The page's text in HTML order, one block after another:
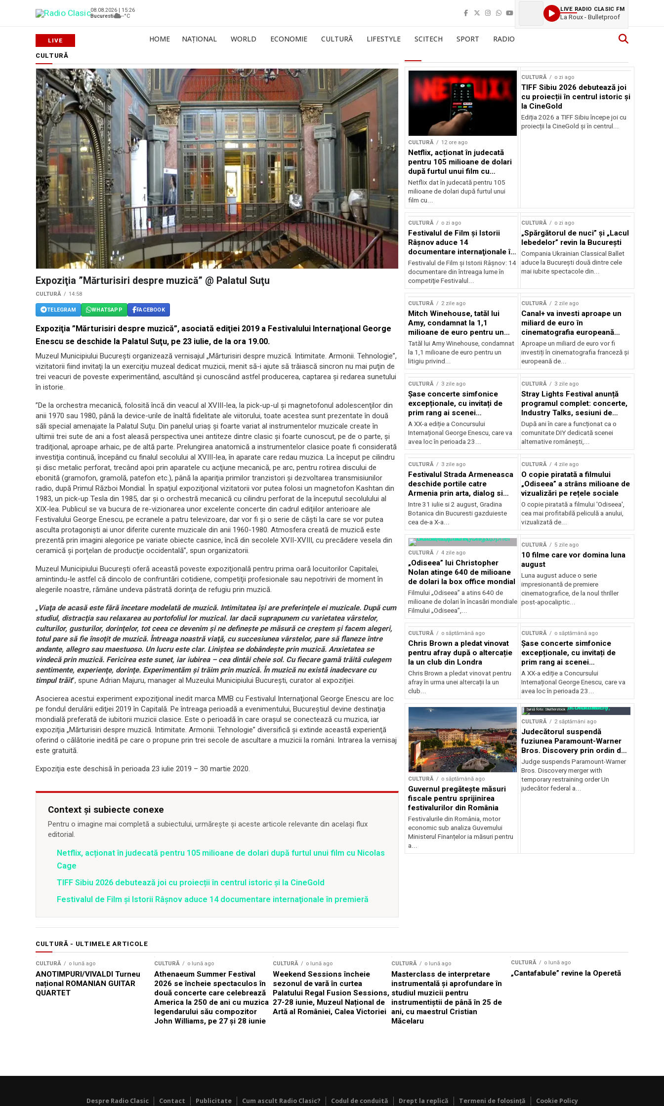
08.08.2026 | 15:26
Bucuresti
--°C
LIVE RADIO CLASIC FM
La Roux - Bulletproof
HOME NAȚIONAL WORLD ECONOMIE CULTURĂ LIFESTYLE SCITECH SPORT RADIO
CULTURĂ
Expoziţia ”Mărturisiri despre muzică” @ Palatul Suţu
CULTURĂ 14:58
TELEGRAM WHATSAPP FACEBOOK
Expoziţia ”Mărturisiri despre muzică”, asociată ediţiei 2019 a Festivalului Internaţional George
Enescu se deschide la Palatul Suţu, pe 23 iulie, de la ora 19.00.
Muzeul Municipiului Bucureşti organizează vernisajul „Mărturisiri despre muzică. Intimitate. Armonii. Tehnologie”,
vizitatorii fiind invitaţi la un exerciţiu muzeal dedicat muzicii, menit să-i ajute să trăiască sincron nu mai puţin de
trei veacuri de poveste experimentând, ascultând şi cunoscând astfel producerea, captarea şi redarea sunetului
în istorie.
”De la orchestra mecanică, folosită încă din veacul al XVIII-lea, la pick-up-ul şi magnetofonul adolescenţilor din
anii 1970 sau 1980, până la device-urile de înaltă fidelitate ale viitorului, toate acestea sunt prezentate în două
săli special amenajate la Palatul Suţu. Din panelul uriaş şi foarte variat al instrumentelor muzicale create în
ultimii trei sute de ani a fost aleasă perspectiva unei antiteze dintre clasic şi foarte cunoscut, pe de o parte, şi
tradiţional, aproape arhaic, pe de altă parte. Prelungirea anatomică a instrumentelor clasice poate fi considerată
investiţia continuă, începând cu finalul secolului al XVIII-lea, în aparate care redau muzica. La început pe cilindru
şi disc metalic perforat, trecând apoi prin aparatele cu acţiune mecanică, pe arc, pentru rotirea discului de
ebonită (gramofon, gramolă, patefon etc.), până la apariţia primilor tranzistori şi dezvoltarea transmisiunilor
radio, după Primul Război Mondial. În spaţiul expoziţional vizitatorii vor putea folosi un magnetofon Kashtan din
1983, un pick-up Tesla din 1985, dar şi o orchestră mecanică cu cilindru perforat de la începutul secolulului al
XIX-lea. Publicul se va bucura de re-vizionarea unor excelente concerte din cadrul ediţiilor anterioare ale
Festivalului George Enescu, pe ecranele a patru televizoare, dar vor fi şi o serie de căşti la care se vor putea
asculta protagonişti ai unor diferite curente muzicale din anii 1960-1980. Atmosfera creată de muzică este
prezentă prin imagini alegorice pe variate obiecte casnice, încă din secolele XVII-XVIII, cu precădere vesela din
ceramică şi porţelan de producţie occidentală”, spun organizatorii.
Muzeul Municipiului Bucureşti oferă această poveste expoziţională pentru prima oară locuitorilor Capitalei,
amintindu-le astfel că dincolo de confruntări cotidiene, competiţii profesionale sau nepotriviri de moment în
alegerile noastre, rămâne undeva păstrată dorinţa de refugiu prin muzică.
„Viaţa de acasă este fără încetare modelată de muzică. Intimitatea îşi are preferinţele ei muzicale. După cum
studiul, distracţia sau relaxarea au portofoliul lor muzical. Iar dacă suprapunem cu varietatea vârstelor,
culturilor, gusturilor, dorinţelor, tot ceea ce devenim şi ne defineşte pe măsură ce creştem şi facem alegeri,
totul pare să fie însoţit de muzică. Întreaga noastră viaţă, cu succesiunea vârstelor, pare să flaneze între
andante, allegro sau maestuoso. Un lucru este clar. Liniştea se dobândeşte prin muzică. Anxietatea se
vindecă prin muzică. Fericirea este sunet, iar iubirea – cea dintâi cheie sol. Cu fiecare gamă trăită culegem
sentimente, experienţe, dorinţe. Experimentăm şi trăim prin muzică. În muzică nu există inadecvare cu
timpul trăit”, spune Adrian Majuru, manager al Muzeului Municipiului Bucureşti, curator al expoziţiei.
Asocierea acestui experiment expoziţional inedit marca MMB cu Festivalul Internaţional George Enescu are loc
pe fondul derulării ediţiei 2019 în Capitală. Pe întreaga perioadă a evenimentului, Bucureştiul devine destinaţia
mondială preferată de iubitorii muzicii clasice. Este o perioadă în care oraşul se conectează cu muzica, iar
expoziţia „Mărturisiri despre muzică. Intimitate. Armonii. Tehnologie” diversifică şi extinde această experienţă
oferind o călătorie inedită pe care o propune prin trei secole de ascultare a muzicii la români. Intrarea la vernisaj
este gratuită.
Expoziţia este deschisă în perioada 23 iulie 2019 – 30 martie 2020.
Context și subiecte conexe
Pentru o imagine mai completă a subiectului, urmărește și aceste articole relevante din același flux
editorial.
Netflix, acționat în judecată pentru 105 milioane de dolari după furtul unui film cu Nicolas
Cage
TIFF Sibiu 2026 debutează joi cu proiecții în centrul istoric și la CineGold
Festivalul de Film şi Istorii Râşnov aduce 14 documentare internaţionale în premieră
CULTURĂ 12 ore ago
Netflix, acționat în judecată
pentru 105 milioane de dolari
după furtul unui film cu
Nicolas Cage
Netflix dat în judecată pentru 105
milioane de dolari după furtul unui
film cu...
CULTURĂ o zi ago
TIFF Sibiu 2026 debutează joi
cu proiecții în centrul istoric și
la CineGold
Ediția 2026 a TIFF Sibiu începe joi cu
proiecții la CineGold și în centrul...
CULTURĂ o zi ago
Festivalul de Film şi Istorii
Râşnov aduce 14
documentare internaţionale în
premieră
Festivalul de Film şi Istorii Râşnov: 14
documentare din întreaga lume în
competiţie Festivalul...
CULTURĂ o zi ago
„Spărgătorul de nuci” și „Lacul
lebedelor” revin la București
Compania Ukrainian Classical Ballet
aduce la București două dintre cele
mai iubite spectacole din...
CULTURĂ 2 zile ago
Mitch Winehouse, tatăl lui
Amy, condamnat la 1,1
milioane de euro pentru un
litigiu pierdut
Tatăl lui Amy Winehouse, condamnat
la 1,1 milioane de euro pentru un
litigiu privind...
CULTURĂ 2 zile ago
Canal+ va investi aproape un
miliard de euro în
cinematografia europeană
până în 2032
Aproape un miliard de euro vor fi
investiți în cinematografia franceză și
europeană de...
CULTURĂ 3 zile ago
Șase concerte simfonice
excepționale, cu invitați de
prim rang ai scenei
internaționale și ansambluri
orchestrale românești de
prestigiu, în programul
Concursului Enescu 2026
A XX-a ediție a Concursului
Internațional George Enescu, care va
avea loc în perioada 23...
CULTURĂ 3 zile ago
Stray Lights Festival anunță
programul complet: concerte,
Industry Talks, sesiuni de
audiție și noi opțiuni de
participare pentru public
După ani în care a funcționat ca o
comunitate DIY dedicată scenei
alternative românești,...
CULTURĂ 3 zile ago
Festivalul Strada Armeneasca
deschide portile catre
Armenia prin arta, dialog si
patrimoniu, intre 31 iulie si 2
august, la Gradina Botanica din
Bucuresti
Intre 31 iulie si 2 august, Gradina
Botanica din Bucuresti gazduieste
cea de-a X-a...
CULTURĂ 4 zile ago
O copie piratată a filmului
„Odiseea” a strâns milioane de
vizualizări pe rețele sociale
O copie piratată a filmului 'Odiseea',
cea mai profitabilă peliculă a anului,
vizualizată de...
CULTURĂ 4 zile ago
„Odiseea” lui Christopher
Nolan atinge 640 de milioane
de dolari la box office mondial
Filmului „Odiseea” a atins 640 de
milioane de dolari în încasări mondiale
Filmului „Odiseea”,...
CULTURĂ 5 zile ago
10 filme care vor domina luna
august
Luna august aduce o serie
impresionantă de premiere
cinematografice, de la noul thriller
post-apocaliptic...
CULTURĂ o săptămână ago
Chris Brown a pledat vinovat
pentru afray după o altercație
la un club din Londra
Chris Brown a pledat vinovat pentru
afray în urma unei altercații la un
club...
CULTURĂ o săptămână ago
Șase concerte simfonice
excepționale, cu invitați de
prim rang ai scenei
internaționale și ansambluri
orchestrale românești de
prestigiu, în programul
Concursului Enescu 2026
A XX-a ediție a Concursului
Internațional George Enescu, care va
avea loc în perioada 23...
CULTURĂ o săptămână ago
Guvernul pregătește măsuri
fiscale pentru sprijinirea
festivalurilor din România
Festivalurile din România, motor
economic sub analiza Guvernului
Ministerul Finanțelor ia măsuri pentru
a...
Sursă foto: Shutterstock
CULTURĂ 2 săptămâni ago
Judecătorul suspendă
fuziunea Paramount-Warner
Bros. Discovery prin ordin de
restricție temporară
Judge suspends Paramount-Warner
Bros. Discovery merger with
temporary restraining order Un
judecător federal a...
CULTURĂ - ULTIMELE ARTICOLE
CULTURĂ o lună ago
ANOTIMPURI/VIVALDI Turneu
național ROMANIAN GUITAR
QUARTET
CULTURĂ o lună ago
Athenaeum Summer Festival
2026 se încheie spectaculos în
două concerte care celebrează
America la 250 de ani cu muzica
legendarului său compozitor
John Williams, pe 27 și 28 iunie
CULTURĂ o lună ago
Weekend Sessions încheie
sezonul de vară în curtea
Palatului Regal Fusion Sessions,
27-28 iunie, Muzeul Național de
Artă al României, Calea Victoriei
CULTURĂ o lună ago
Masterclass de interpretare
instrumentală și aprofundare în
studiul muzicii pentru
instrumentiștii de până în 25 de
ani, cu maestrul Cristian
Măcelaru
CULTURĂ o lună ago
„Cantafabule” revine la Operetă
Despre Radio Clasic Contact Publicitate Cum ascult Radio Clasic? Codul de conduită Drept la replică Termeni de folosință Cookie Policy